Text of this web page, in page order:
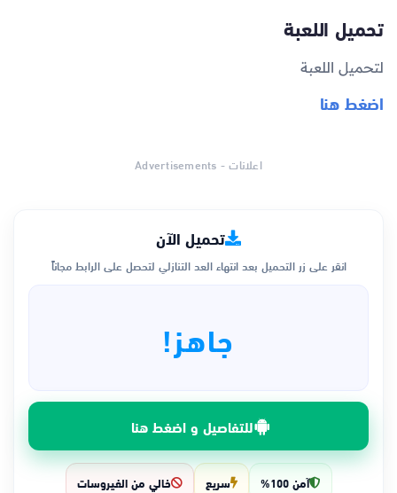
تحميل اللعبة
لتحميل اللعبة
اضغط هنا
اعلانات - Advertisements
تحميل الآن
انقر على زر التحميل بعد انتهاء العد التنازلي لتحصل على الرابط مجاناً
جاهز!
للتفاصيل و اضغط هنا
آمن 100% سريع خالي من الفيروسات